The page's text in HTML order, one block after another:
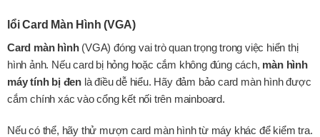
lổi Card Màn Hình (VGA)
Card màn hình(VGA) đóng vai trò quan trọng trong việc hiển thị
hình ảnh. Nếu card bị hỏng hoặc cắm không đúng cách, màn hình
máy tính bị đen là điều dễ hiểu. Hãy đảm bảo card màn hình được
cắm chính xác vào cổng kết nối trên mainboard.
Nếu có thể, hãy thử mượn card màn hình từ máy khác để kiểm tra.